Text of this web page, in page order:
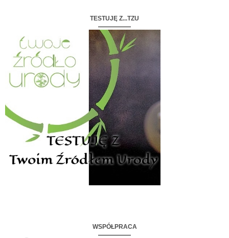
TESTUJĘ Z...TZU
WSPÓŁPRACA